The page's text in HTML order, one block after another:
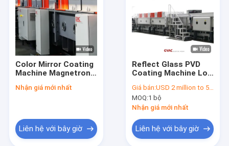
Color Mirror Coating
Machine Magnetron
Mm
Nhận giá mới nhất
Liên hệ với bây giờ
Reflect Glass PVD
Coating Machine Low
Magnetron
Sputtering
Giá bán:USD 2 million to 5 million
MOQ:1 bộ
Nhận giá mới nhất
Liên hệ với bây giờ